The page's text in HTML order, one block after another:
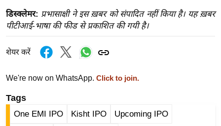
बे
सा
श
ख्सि
डिस्क्लेमर: प्रभासाक्षी ने इस ख़बर को संपादित नहीं किया है। यह ख़बर
पीटीआई-भाषा की फीड से प्रकाशित की गयी है।
शेयर करें
We're now on WhatsApp. Click to join.
Tags
One EMI IPO Kisht IPO Upcoming IPO